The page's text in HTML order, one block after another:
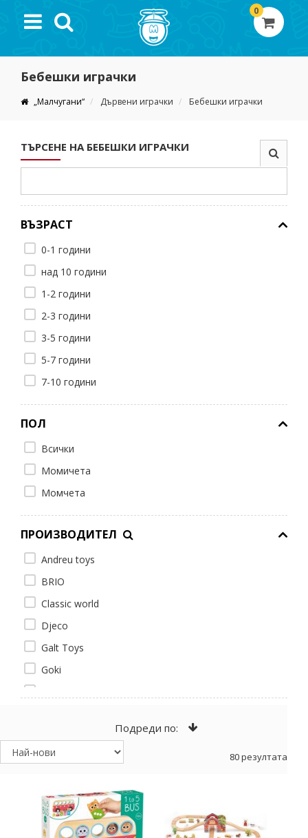
0
Бебешки играчки
„Малчугани“ Дървени играчки Бебешки играчки
ТЪРСЕНЕ НА БЕБЕШКИ ИГРАЧКИ
ВЪЗРАСТ
0-1 години
над 10 години
1-2 години
2-3 години
3-5 години
5-7 години
7-10 години
ПОЛ
Всички
Момичета
Момчета
ПРОИЗВОДИТЕЛ
Andreu toys
BRIO
Classic world
Djeco
Galt Toys
Goki
Hi Pando
Lelin Toys
Lumpin
Подреди по:
80 резултата